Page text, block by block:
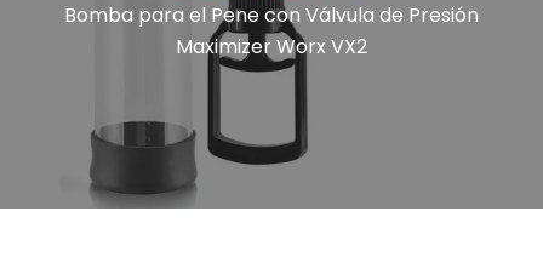
Bomba para el Pene con Válvula de Presión
Maximizer Worx VX2